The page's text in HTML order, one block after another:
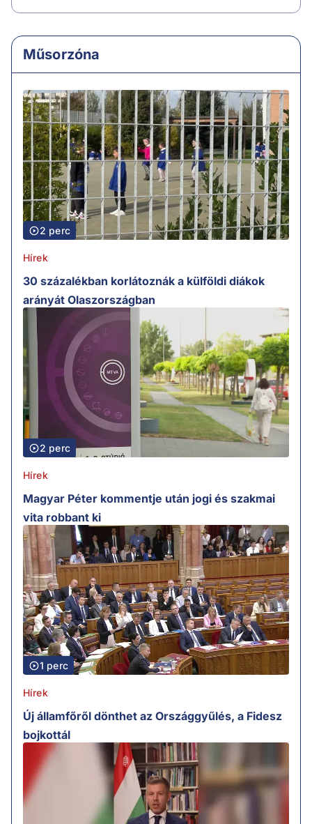
Műsorzóna
2 perc
Hírek
30 százalékban korlátoznák a külföldi diákok
arányát Olaszországban
2 perc
Hírek
Magyar Péter kommentje után jogi és szakmai
vita robbant ki
1 perc
Hírek
Új államfőről dönthet az Országgyűlés, a Fidesz
bojkottál